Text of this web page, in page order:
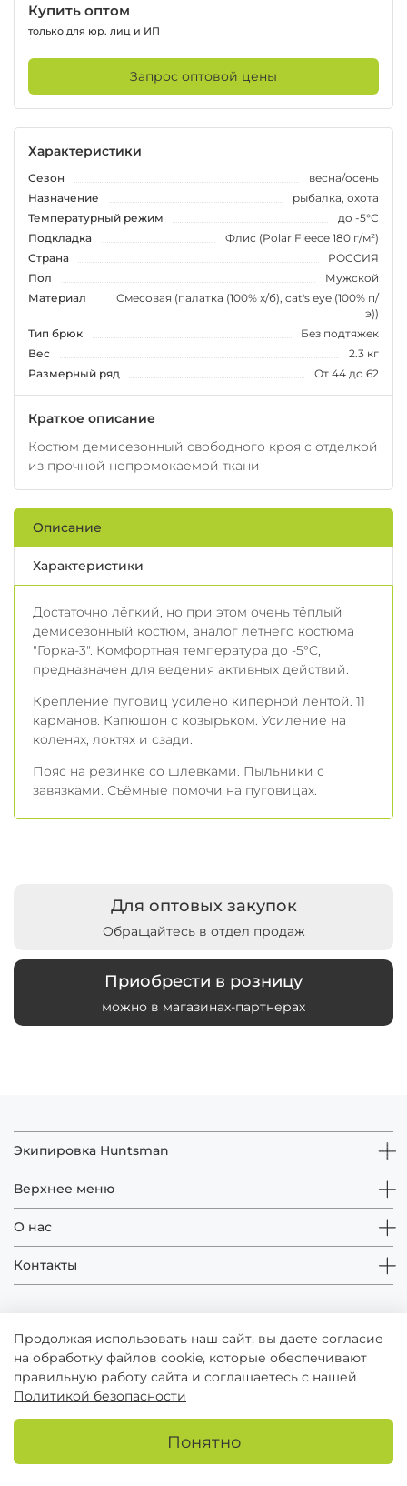
Купить оптом
только для юр. лиц и ИП
Запрос оптовой цены
Характеристики
Сезон
весна/осень
Назначение
рыбалка, охота
Температурный режим
до -5°С
Подкладка
Флис (Polar Fleece 180 г/м²)
Страна
РОССИЯ
Пол
Мужской
Материал
Смесовая (палатка (100% х/б), cat's eye (100% п/
э))
Тип брюк
Без подтяжек
Вес
2.3 кг
Размерный ряд
От 44 до 62
Краткое описание
Костюм демисезонный свободного кроя с отделкой
из прочной непромокаемой ткани
Описание
Характеристики
Достаточно лёгкий, но при этом очень тёплый
демисезонный костюм, аналог летнего костюма
"Горка-3". Комфортная температура до -5°C,
предназначен для ведения активных действий.
Крепление пуговиц усилено киперной лентой. 11
карманов. Капюшон с козырьком. Усиление на
коленях, локтях и сзади.
Пояс на резинке со шлевками. Пыльники с
завязками. Съёмные помочи на пуговицах.
Для оптовых закупок
Обращайтесь в отдел продаж
Приобрести в розницу
можно в магазинах-партнерах
Экипировка Huntsman
Верхнее меню
О нас
Контакты
© Huntsman - зарегистрированный товарный знак
Пользовательское соглашение
Продолжая использовать наш сайт, вы даете согласие
на обработку файлов cookie, которые обеспечивают
правильную работу сайта и соглашаетесь с нашей
Политикой безопасности
Понятно